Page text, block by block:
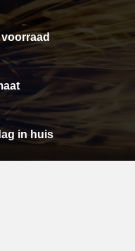
in huis